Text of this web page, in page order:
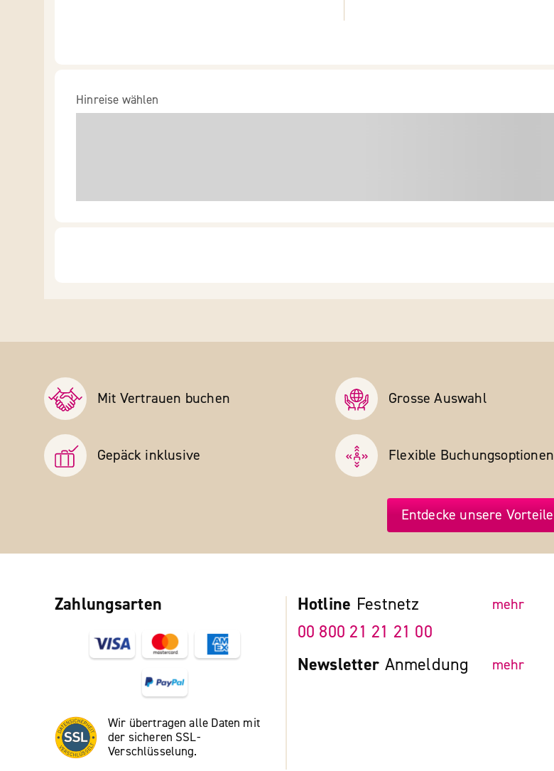
Hinreise wählen
Mit Vertrauen buchen Grosse Auswahl
Gepäck inklusive Flexible Buchungs­optionen
Entdecke unsere Vorteile
Zahlungsarten
Wir übertragen alle Daten mit
der sicheren SSL-
Verschlüsselung.
Hotline Festnetz mehr
00 800 21 21 21 00
Newsletter Anmeldung mehr